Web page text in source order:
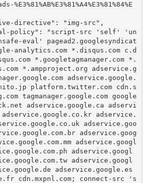
directive" : "img-src" ,
policy" :
"script-src 'self' 'un
eval' pagead2.googlesyndicat
analytics.com *.disqus.com c.d
*.googletagmanager.com *.
*.ampproject.org adservice.g
adservice.google.
platform.twitter.com cdn.s
tagmanager.google.com google
adservice.google.ca adservi
adservice.
adservice.goo
adservice.goog
adservice.googl
adservice.googl
adservice.googl
adservice.google.es
cdn.mxpnl.com; connect-src 's